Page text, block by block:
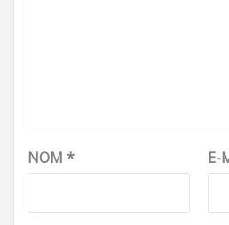
NOM * E-